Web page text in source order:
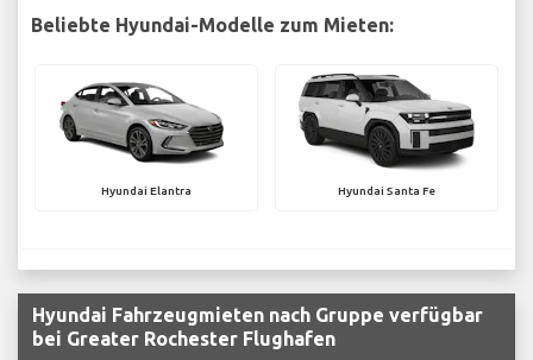
Beliebte Hyundai-Modelle zum Mieten:
Hyundai Elantra Hyundai Santa Fe
Hyundai Fahrzeugmieten nach Gruppe verfügbar
bei Greater Rochester Flughafen